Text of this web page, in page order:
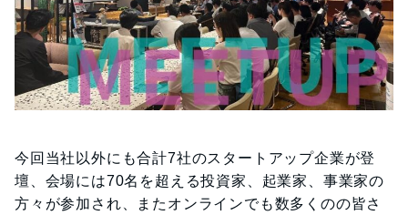
今回当社以外にも合計7社のスタートアップ企業が登
壇、会場には70名を超える投資家、起業家、事業家の
方々が参加され、またオンラインでも数多くのの皆さ